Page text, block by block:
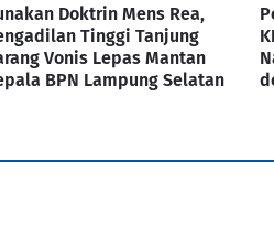
Doktrin Mens Rea,
Tinggi Tanjung
Vonis Lepas Mantan
BPN Lampung Selatan